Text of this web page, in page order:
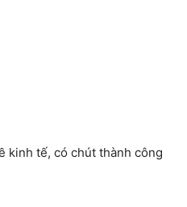
kinh tế, có chút thành công